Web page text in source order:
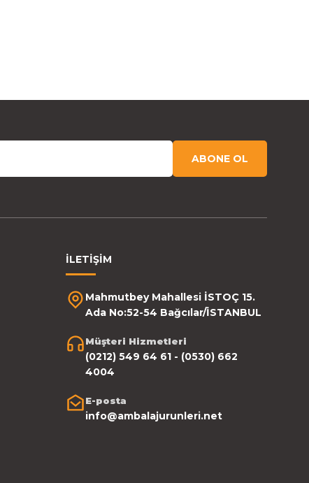
ABONE OL
İLETİŞİM
Mahmutbey Mahallesi İSTOÇ 15.
Ada No:52-54 Bağcılar/İSTANBUL
Müşteri Hizmetleri
(0212) 549 64 61 - (0530) 662
4004
E-posta
info@ambalajurunleri.net